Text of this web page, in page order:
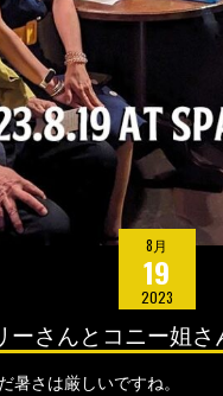
8月
19
2023
ーさんとコニー姐
さは厳しいですね。